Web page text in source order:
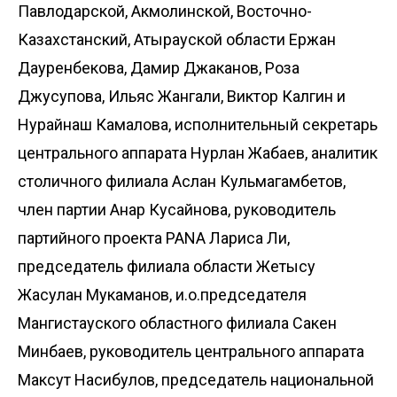
Павлодарской, Акмолинской, Восточно-
Казахстанский, Атырауской области Ержан
Дауренбекова, Дамир Джаканов, Роза
Джусупова, Ильяс Жангали, Виктор Калгин и
Нурайнаш Камалова, исполнительный секретарь
центрального аппарата Нурлан Жабаев, аналитик
столичного филиала Аслан Кульмагамбетов,
член партии Анар Кусайнова, руководитель
партийного проекта PANA Лариса Ли,
председатель филиала области Жетысу
Жасулан Мукаманов, и.о.председателя
Мангистауского областного филиала Сакен
Минбаев, руководитель центрального аппарата
Максут Насибулов, председатель национальной